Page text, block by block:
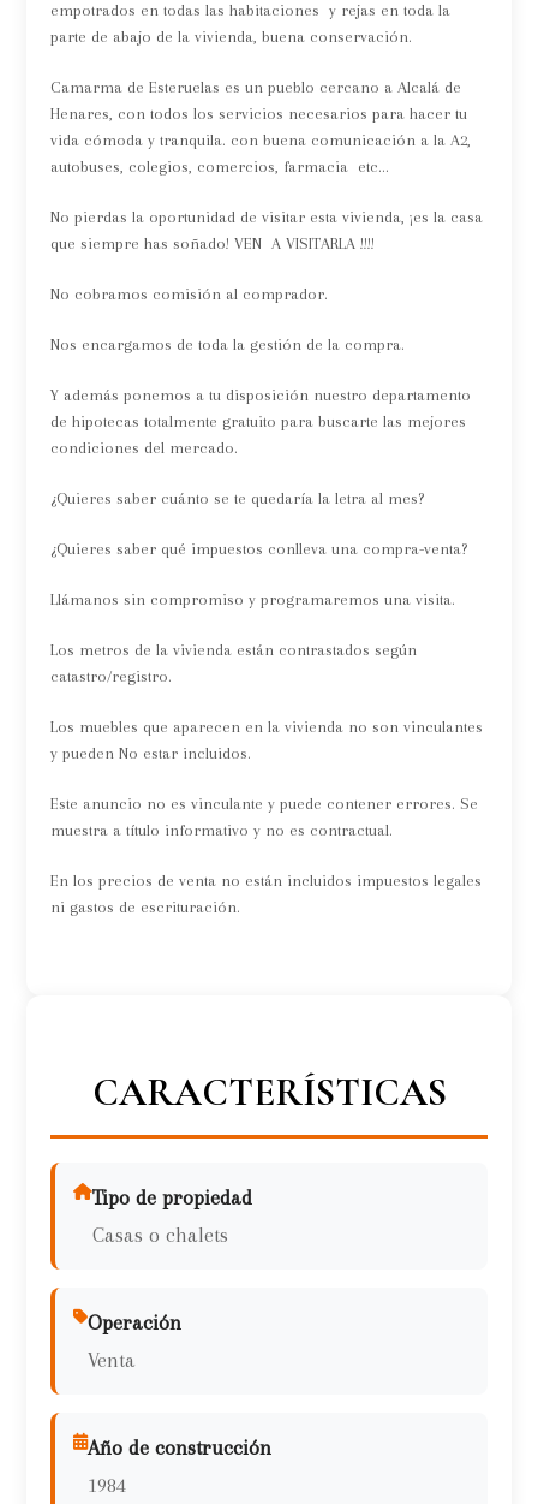
empotrados en todas las habitaciones y rejas en toda la
parte de abajo de la vivienda, buena conservación.
Camarma de Esteruelas es un pueblo cercano a Alcalá de
Henares, con todos los servicios necesarios para hacer tu
vida cómoda y tranquila. con buena comunicación a la A2,
autobuses, colegios, comercios, farmacia etc...
No pierdas la oportunidad de visitar esta vivienda, ¡es la casa
que siempre has soñado! VEN A VISITARLA !!!!
No cobramos comisión al comprador.
Nos encargamos de toda la gestión de la compra.
Y además ponemos a tu disposición nuestro departamento
de hipotecas totalmente gratuito para buscarte las mejores
condiciones del mercado.
¿Quieres saber cuánto se te quedaría la letra al mes?
¿Quieres saber qué impuestos conlleva una compra-venta?
Llámanos sin compromiso y programaremos una visita.
Los metros de la vivienda están contrastados según
catastro/registro.
Los muebles que aparecen en la vivienda no son vinculantes
y pueden No estar incluidos.
Este anuncio no es vinculante y puede contener errores. Se
muestra a título informativo y no es contractual.
En los precios de venta no están incluidos impuestos legales
ni gastos de escrituración.
CARACTERÍSTICAS
Tipo de propiedad
Casas o chalets
Operación
Venta
Año de construcción
1984